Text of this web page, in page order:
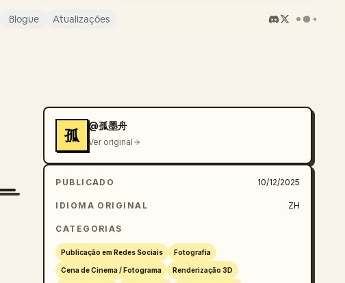
Blogue Atualizações
孤
@孤墨舟
Ver original
PUBLICADO 10/12/2025
IDIOMA ORIGINAL ZH
CATEGORIAS
Publicação em Redes Sociais Fotografia
Cena de Cinema / Fotograma Renderização 3D